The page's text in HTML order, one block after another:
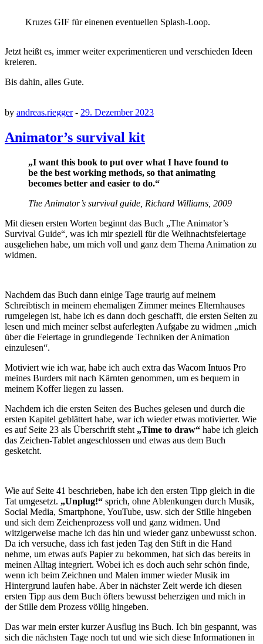
Kruzes GIF für einenen eventuellen Splash-Loop.
Jetzt heißt es, immer weiter experimentieren und verschieden Ideen
kreieren.
Bis dahin, alles Gute.
by andreas.riegger- 29. Dezember 2023
Animator’s survival kit
„I want this book to put over what I have found to
be the best working methods, so that animating
becomes better and easier to do.“
The Animator’s survival guide, Richard Williams, 2009
Mit diesen ersten Worten beginnt das Buch „The Animator’s
Survival Guide“, was ich mir speziell für die Weihnachtsfeiertage
ausgeliehen habe, um mich voll und ganz dem Thema Animation zu
widmen.
Nachdem das Buch dann einige Tage traurig auf meinem
Schreibtisch in meinem ehemaligen Zimmer meines Elternhauses
rumgelegen ist, habe ich es dann doch geschafft, die ersten Seiten zu
lesen und mich meiner selbst auferlegten Aufgabe zu widmen „mich
über die Feiertage in grundlegende Techniken der Animation
einzulesen“.
Motiviert wie ich war, habe ich auch extra das Wacom Intuos Pro
meines Burders mit nach Kärnten genommen, um es bequem in
meinem Koffer liegen zu lassen.
Nachdem ich die ersten Seiten des Buches gelesen und durch die
ersten Kapitel geblättert habe, war ich wieder etwas motivierter. Wie
es auf Seite 23 als Überschrift steht „Time to draw“ habe ich gleich
das Zeichen-Tablet angeschlossen und etwas aus dem Buch
gesketcht.
Wie auf Seite 41 beschrieben, habe ich den ersten Tipp gleich in die
Tat umgesetzt. „Unplug!“ sprich, ohne Ablenkungen durch Musik,
Social Media, Smartphone, YouTube, usw. sich der Stille hingeben
und sich dem Zeichenprozess voll und ganz widmen. Und
witzigerweise mache ich das hin und wieder ganz unbewusst schon.
Da ich versuche, dass ich fast jeden Tag den Stift in die Hand
nehme, um etwas aufs Papier zu bekommen, hat sich das bereits in
meinen Alltag integriert. Wobei ich es doch auch sehr schön finde,
wenn ich beim Zeichnen und Malen immer wieder Musik im
Hintergrund laufen habe. Aber in nächster Zeit werde ich diesen
ersten Tipp aus dem Buch öfters bewusst beherzigen und mich in
der Stille dem Prozess völlig hingeben.
Das war mein erster kurzer Ausflug ins Buch. Ich bin gespannt, was
sich die nächsten Tage noch tut und wie sich diese Informationen in